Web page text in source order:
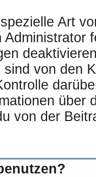
Art
Administrator
sind von den
über
von der